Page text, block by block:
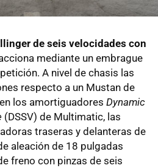
de seis velocidades con
mediante un embrague
A nivel de chasis las
respecto a un Mustan de
los amortiguadores Dynamic
(DSSV) de Multimatic, las
traseras y delanteras de
aleación de 18 pulgadas
freno con pinzas de seis